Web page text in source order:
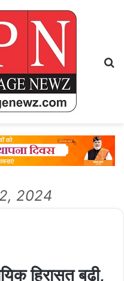
2024
हिरासत बढ़ी,